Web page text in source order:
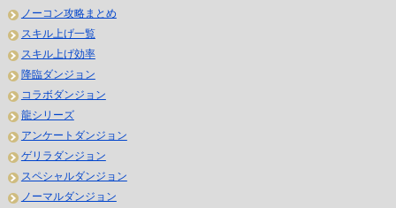
ノーコン攻略まとめ
スキル上げ一覧
スキル上げ効率
降臨ダンジョン
コラボダンジョン
龍シリーズ
アンケートダンジョン
ゲリラダンジョン
スペシャルダンジョン
ノーマルダンジョン